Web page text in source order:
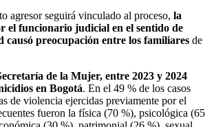
agresor seguirá vinculado al proceso, la
el funcionario judicial en el sentido de
causó preocupación entre los familiares de
de la Mujer, entre 2023 y 2024
en Bogotá. En el 49 % de los casos
de violencia ejercidas previamente por el
fueron la física (70 %), psicológica (65